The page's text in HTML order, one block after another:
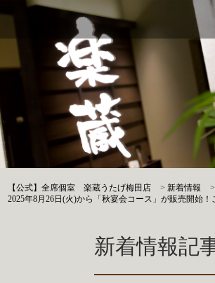
【公式】全席個室 楽蔵うたげ梅田店 >新着情報
>
2025年8月26日(火)から「秋宴会コース」が販売開始！
新着情報記